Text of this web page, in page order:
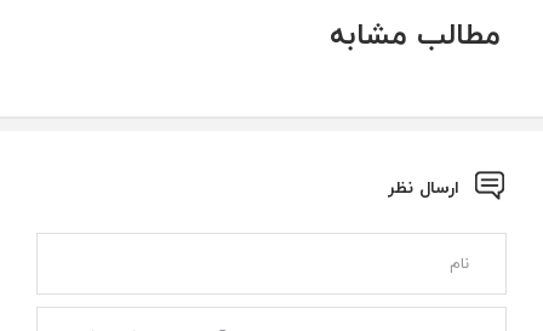
مطالب مشابه
ارسال نظر